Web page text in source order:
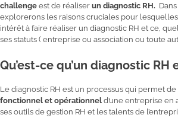
challenge est de réaliser un diagnostic RH.
explorerons les raisons cruciales pour
intérêt à faire réaliser un diagnostic RH et ce,
ses statuts ( entreprise ou association ou toute
Qu’est-ce qu’un diagnostic RH
Le diagnostic RH est un processus qui permet de
fonctionnel et opérationnel d’une entreprise en
ses outils de gestion RH et les talents de